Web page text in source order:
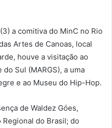
a comitiva do MinC no Rio
Artes de Canoas, local
houve a visitação ao
Sul (MARGS), a uma
e ao Museu do Hip-Hop.
de Waldez Góes,
do Brasil; do